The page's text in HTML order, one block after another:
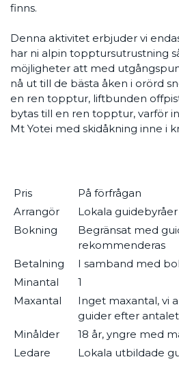
finns.
Denna aktivitet erbjuder vi
har ni alpin topptursutrustning
möjligheter att med
nå ut till de bästa åken i orörd
en ren topptur, liftbunden
bytas till en ren topptur, varför
Mt Yotei med skidåkning inne i
Pris
På förfrågan
Arrangör
Lokala guidebyråer
Bokning
Begränsat med
rekommenderas
Betalning
I samband med
Minantal
1
Maxantal
Inget maxantal, vi
guider efter
Minålder
18 år, yngre med
Ledare
Lokala utbildade